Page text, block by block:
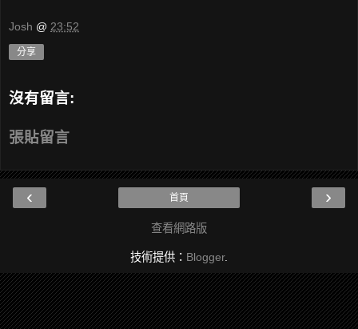
Josh @ 23:52
分享
沒有留言:
張貼留言
‹ ›
首頁
查看網路版
技術提供： Blogger.